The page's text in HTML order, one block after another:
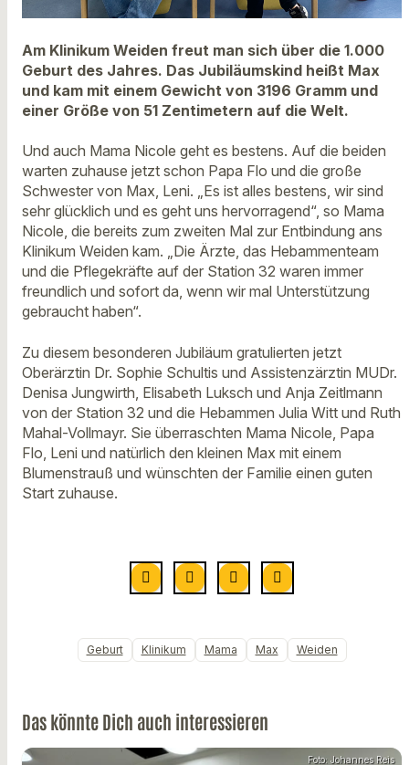
Am Klinikum Weiden freut man sich über die 1.000
Geburt des Jahres. Das Jubiläumskind heißt Max
und kam mit einem Gewicht von 3196 Gramm und
einer Größe von 51 Zentimetern auf die Welt.
Und auch Mama Nicole geht es bestens. Auf die beiden
warten zuhause jetzt schon Papa Flo und die große
Schwester von Max, Leni. „Es ist alles bestens, wir sind
sehr glücklich und es geht uns hervorragend“, so Mama
Nicole, die bereits zum zweiten Mal zur Entbindung ans
Klinikum Weiden kam. „Die Ärzte, das Hebammenteam
und die Pflegekräfte auf der Station 32 waren immer
freundlich und sofort da, wenn wir mal Unterstützung
gebraucht haben“.
Zu diesem besonderen Jubiläum gratulierten jetzt
Oberärztin Dr. Sophie Schultis und Assistenzärztin MUDr.
Denisa Jungwirth, Elisabeth Luksch und Anja Zeitlmann
von der Station 32 und die Hebammen Julia Witt und Ruth
Mahal-Vollmayr. Sie überraschten Mama Nicole, Papa
Flo, Leni und natürlich den kleinen Max mit einem
Blumenstrauß und wünschten der Familie einen guten
Start zuhause.
Geburt Klinikum Mama Max Weiden
Das könnte Dich auch interessieren
Foto: Johannes Reis